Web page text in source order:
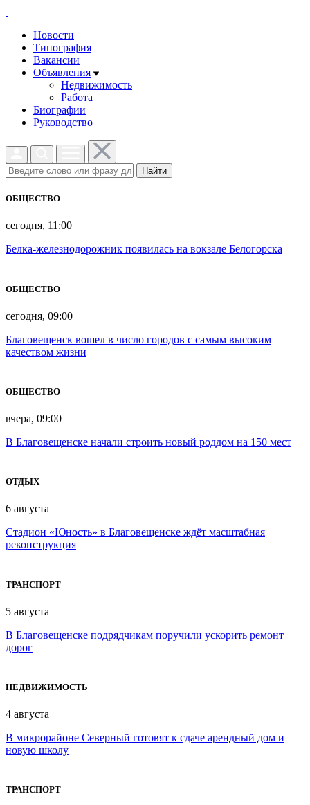
Новости
Типография
Вакансии
Объявления
Недвижимость
Работа
Биографии
Руководство
Найти
ОБЩЕСТВО
сегодня, 11:00
Белка-железнодорожник появилась на вокзале Белогорска
ОБЩЕСТВО
сегодня, 09:00
Благовещенск вошел в число городов с самым высоким
качеством жизни
ОБЩЕСТВО
вчера, 09:00
В Благовещенске начали строить новый роддом на 150 мест
ОТДЫХ
6 августа
Стадион «Юность» в Благовещенске ждёт масштабная
реконструкция
ТРАНСПОРТ
5 августа
В Благовещенске подрядчикам поручили ускорить ремонт
дорог
НЕДВИЖИМОСТЬ
4 августа
В микрорайоне Северный готовят к сдаче арендный дом и
новую школу
ТРАНСПОРТ